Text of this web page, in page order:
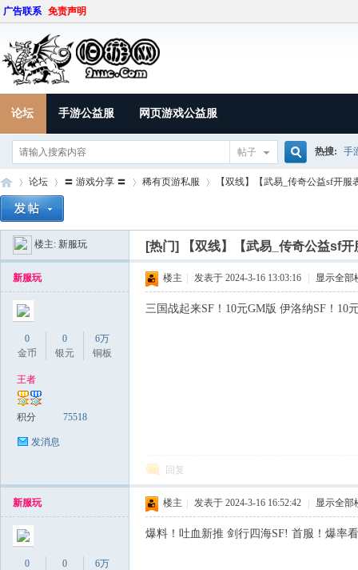
广告联系 免责声明
论坛 手游公益服 网页游戏公益服
帖子
搜
索
热搜: 手
»
论坛
›
〓 游戏分享 〓 稀有页游私服
›
【双线】【武易_传奇公益sf开服
楼主: 新服玩 [热门] 【双线】【武易_传奇公益sf
新服玩
0
金币
0
银元
6万
铜板
王者
积分 75518
发消息
楼主 发表于 2024-3-16 13:03:16 显示全部
三国战起来SF！10元GM版 伊洛纳SF！10
回复
新服玩
0
0
6万
楼主 发表于 2024-3-16 16:52:42 显示全部
爆料！吐血新推 剑行四海SF! 首服！爆率